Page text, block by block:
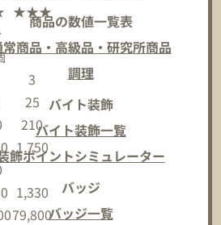
商品の数値一覧表
商品・高級品・研究所商品
調理
バイト装飾
バイト装飾一覧
飾ポイントシミュレーター
バッジ
バッジ一覧
★★★
3
25
210
1,750
1,330
79,800